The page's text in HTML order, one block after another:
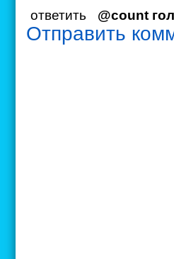
ответить @count
Отправить